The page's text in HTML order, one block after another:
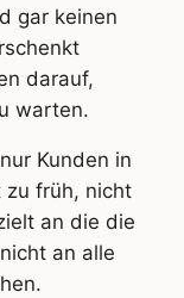
gar keinen
darauf,
warten.
Kunden in
zu früh, nicht
an die die
an alle